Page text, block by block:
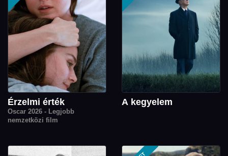
Érzelmi érték
Oscar 2026 - Legjobb
nemzetközi film
A kegyelem